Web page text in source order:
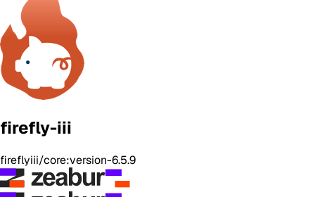
firefly-iii
fireflyiii/core:version-6.5.9